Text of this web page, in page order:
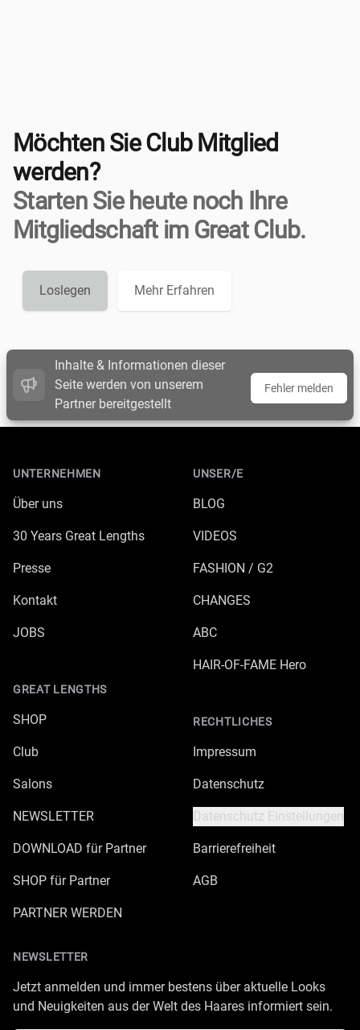
Möchten Sie Club Mitglied
werden?
Starten Sie heute noch Ihre
Mitgliedschaft im Great Club.
Loslegen Mehr Erfahren
Inhalte & Informationen dieser
Seite werden von unserem
Partner bereitgestellt
Fehler melden
UNTERNEHMEN
Über uns
30 Years Great Lengths
Presse
Kontakt
JOBS
GREAT LENGTHS
SHOP
Club
Salons
NEWSLETTER
DOWNLOAD für Partner
SHOP für Partner
PARTNER WERDEN
UNSER/E
BLOG
VIDEOS
FASHION / G2
CHANGES
ABC
HAIR-OF-FAME Hero
RECHTLICHES
Impressum
Datenschutz
Datenschutz Einstellungen
Barrierefreiheit
AGB
NEWSLETTER
Jetzt anmelden und immer bestens über aktuelle Looks
und Neuigkeiten aus der Welt des Haares informiert sein.